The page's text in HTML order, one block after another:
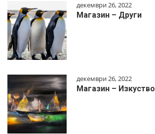
декември 26, 2022
Магазин – Други
декември 26, 2022
Магазин – Изкуство